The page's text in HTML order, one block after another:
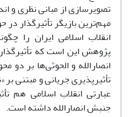
تصویرسازی از مبانی نظری و
مهم‌ترین بازیگر تأثیرگذار
انقلاب اسلامی ایران را
پژوهش این است که
انصارالله و الحوثی‌ها بر دو
تأثیرپذیری جریانی و مبتنی
عبارتی انقلاب اسلامی هم
جنبش انصارالله داشته است.